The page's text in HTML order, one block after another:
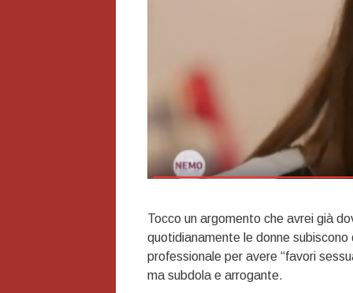
Tocco un argomento che avrei già
quotidianamente le donne
professionale per avere “favori
ma subdola e arrogante.